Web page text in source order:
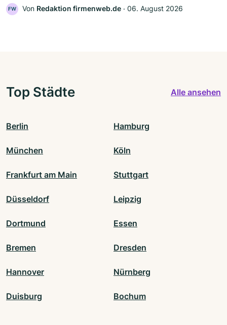
FW Von Redaktion firmenweb.de ‧ 06. August 2026
Top Städte Alle ansehen
Berlin Hamburg
München Köln
Frankfurt am Main Stuttgart
Düsseldorf Leipzig
Dortmund Essen
Bremen Dresden
Hannover Nürnberg
Duisburg Bochum